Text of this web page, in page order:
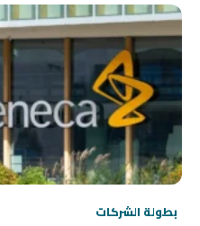
بطولة الشركات